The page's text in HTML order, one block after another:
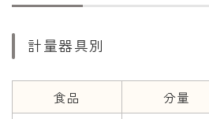
学年早見表
計量器具別
食品 分量